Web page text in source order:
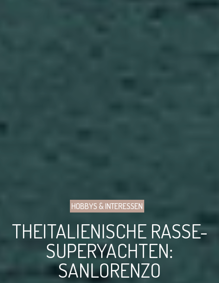
HOBBYS & INTERESSEN
THEITALIENISCHE RASSE-
SUPERYACHTEN:
SANLORENZO